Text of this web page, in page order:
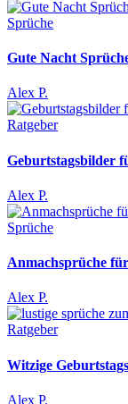
Sprüche
Gute Nacht
Alex P.
Ratgeber
Geburtstagsbilder
Alex P.
Sprüche
Anmachsprüche
Alex P.
Ratgeber
Witzige
Alex P.